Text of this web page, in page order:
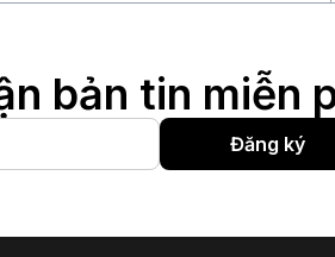
bản tin miễn
Đăng ký